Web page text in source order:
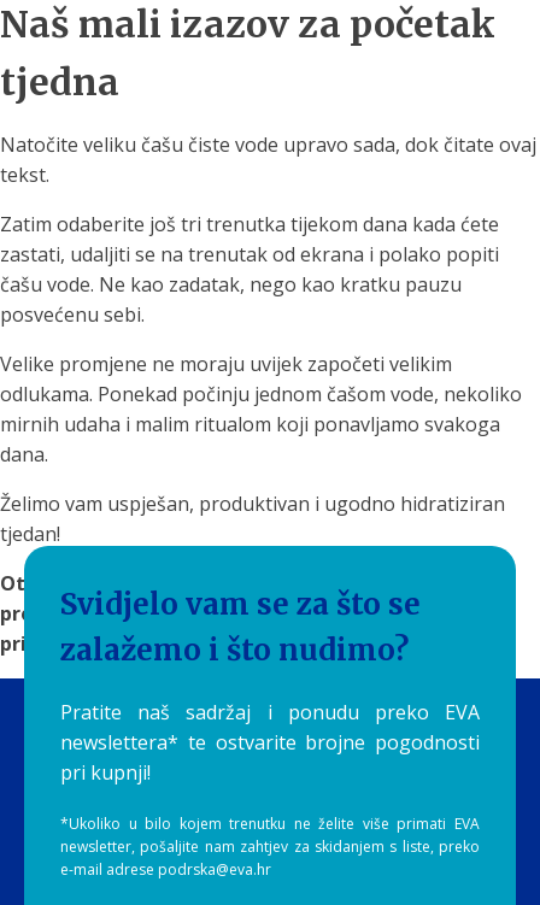
Naš mali izazov za početak
tjedna
Natočite veliku čašu čiste vode upravo sada, dok čitate ovaj
tekst.
Zatim odaberite još tri trenutka tijekom dana kada ćete
zastati, udaljiti se na trenutak od ekrana i polako popiti
čašu vode. Ne kao zadatak, nego kao kratku pauzu
posvećenu sebi.
Velike promjene ne moraju uvijek započeti velikim
odlukama. Ponekad počinju jednom čašom vode, nekoliko
mirnih udaha i malim ritualom koji ponavljamo svakoga
dana.
Želimo vam uspješan, produktivan i ugodno hidratiziran
tjedan!
Otkrijte
rješenja za filtriranje vode
pronađite sustav koji će čistu i ukusnu vodu učiniti
prirodnim dijelom vaše svakodnevice.
Svidjelo vam se za što se
zalažemo i što nudimo?
Pratite naš sadržaj i ponudu preko EVA
newslettera* te ostvarite brojne pogodnosti
pri kupnji!
*Ukoliko u bilo kojem trenutku ne želite više primati EVA
newsletter, pošaljite nam zahtjev za skidanjem s liste, preko
e-mail adrese podrska@eva.hr